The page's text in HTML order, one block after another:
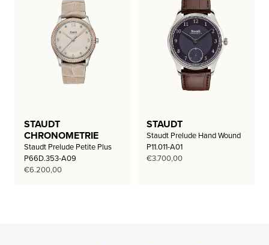
STAUDT
CHRONOMETRIE
Staudt Prelude Petite Plus
P66D.353-A09
€6.200,00
STAUDT
Staudt Prelude Hand Wound
P11.011-A01
€3.700,00